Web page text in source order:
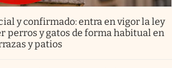
y confirmado: entra en vigor la ley
perros y gatos de forma habitual en
y patios